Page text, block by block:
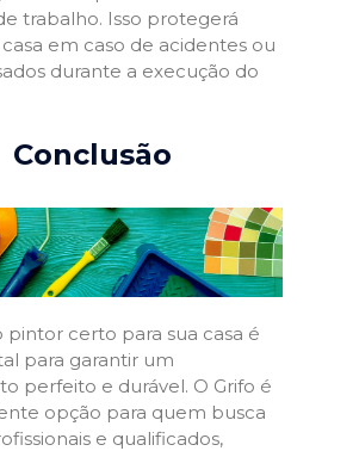
trabalho. Isso protegerá
em caso de acidentes ou
durante a execução do
Conclusão
pintor certo para sua casa é
para garantir um
perfeito e durável. O Grifo é
opção para quem busca
e qualificados,